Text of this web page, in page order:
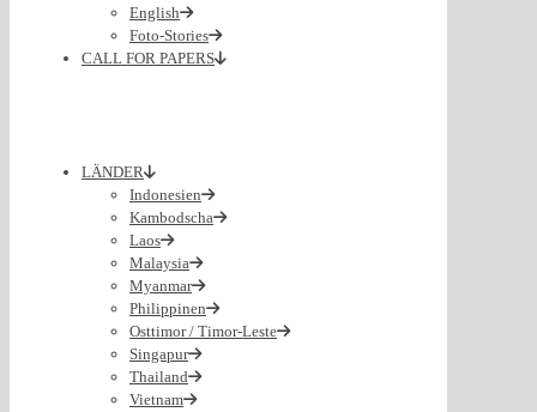
English
Foto-Stories
CALL FOR PAPERS
LÄNDER
Indonesien
Kambodscha
Laos
Malaysia
Myanmar
Philippinen
Osttimor / Timor-Leste
Singapur
Thailand
Vietnam